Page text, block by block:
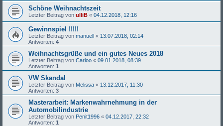
Schöne Weihnachtszeit
Letzter Beitrag von ulliB « 04.12.2018, 12:16
Gewinnspiel !!!!!
Letzter Beitrag von manuell « 13.07.2018, 02:14
Antworten: 4
Weihnachtsgrüße und ein gutes Neues 2018
Letzter Beitrag von Carloo « 09.01.2018, 08:39
Antworten: 1
VW Skandal
Letzter Beitrag von Melissa « 13.12.2017, 11:30
Antworten: 3
Masterarbeit: Markenwahrnehmung in der
Automobilindustrie
Letzter Beitrag von Penit1996 « 04.12.2017, 22:32
Antworten: 1